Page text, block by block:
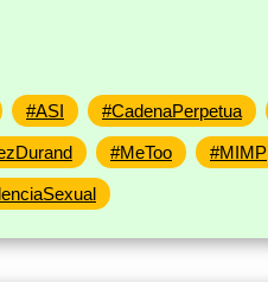
#ASI #CadenaPerpetua
#MeToo #MIMP